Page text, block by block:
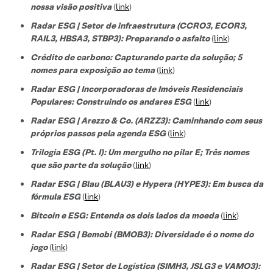
nossa visão positiva(link)
Radar ESG | Setor de infraestrutura (CCRO3, ECOR3,
RAIL3, HBSA3, STBP3): Preparando o asfalto(link)
Crédito de carbono: Capturando parte da solução; 5
nomes para exposição ao tema(link)
Radar ESG | Incorporadoras de Imóveis Residenciais
Populares: Construindo os andares ESG(link)
Radar ESG | Arezzo & Co. (ARZZ3): Caminhando com seus
próprios passos pela agenda ESG(link)
Trilogia ESG (Pt. I): Um mergulho no pilar E; Três nomes
que são parte da solução(link)
Radar ESG | Blau (BLAU3) e Hypera (HYPE3): Em busca da
fórmula ESG(link)
Bitcoin e ESG: Entenda os dois lados da moeda(link)
Radar ESG | Bemobi (BMOB3): Diversidade é o nome do
jogo(link)
Radar ESG | Setor de Logística (SIMH3, JSLG3 e VAMO3):